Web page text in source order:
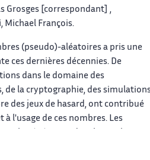
Grosges [correspondant] ,
Michael François.
(pseudo)-aléatoires a pris une
ces dernières décennies. De
dans le domaine des
de la cryptographie, des
des jeux de hasard, ont contribué
l'usage de ces nombres. Les